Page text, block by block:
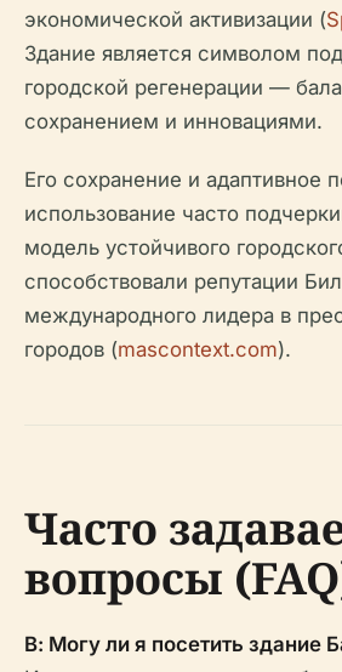
экономической активизации (
Здание является символом
городской регенерации —
сохранением и инновациями.
Его сохранение и адаптивное
использование часто
модель устойчивого
способствовали репутации
международного лидера в
городов (mascontext.com).
Часто
вопросы
В: Могу ли я посетить здание